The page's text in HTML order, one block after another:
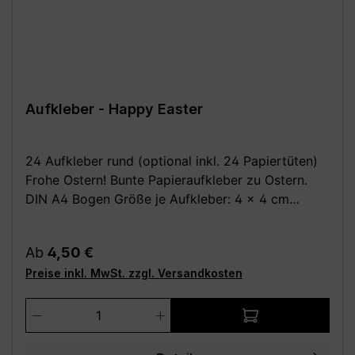
Aufkleber - Happy Easter
24 Aufkleber rund (optional inkl. 24 Papiertüten)
Frohe Ostern! Bunte Papieraufkleber zu Ostern.
DIN A4 Bogen Größe je Aufkleber: 4 x 4 cm
0,5 kg) aus Natron, außen leicht beschichtet Deine
Vorteile: - Kauf direkt vom Hersteller (Made in
Germany) - Einfach und schnell anzubringen
Achtung: Da alle unsere Bilder Fotomontagen sind,
wird das Motiv evtl. nicht in der richtigen Größe
angezeigt! Die Fotomontagen dienen
Regulärer Preis:
Ab 4,50 €
Preise inkl. MwSt. zzgl. Versandkosten
Produkt Anzahl: Gib den